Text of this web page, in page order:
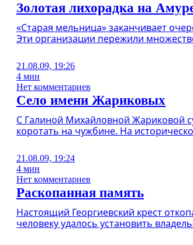
Золотая лихорадка на
«Старая мельница» заканчивает
Эти организации пережили
21.08.09, 19:26
4 мин
Нет комментариев
Село имени Жариковых
С Галиной Михайловной Жариковой
коротать на чужбине. На
21.08.09, 19:24
4 мин
Нет комментариев
Раскопанная память
Настоящий Георгиевский крест
человеку удалось установить